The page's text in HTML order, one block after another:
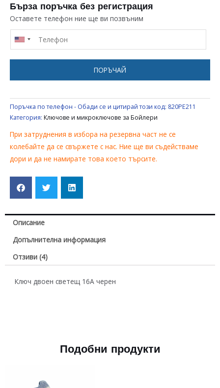
КЛЮЧ
ДВОЕН
СВЕТЕЩ
16
БОЙЛЕР
Бърза поръчка без регистрация
Оставете телефон ние ще ви позвъним
ПОРЪЧАЙ
Поръчка по телефон - Обади се и цитирай този код: 820PE211
Категория: Ключове и микроключове за Бойлери
При затруднения в избора на резервна част не се
колебайте да се свържете с нас. Ние ще ви съдействаме
дори и да не намирате това което търсите.
Описание
Допълнителна информация
Отзиви (4)
Ключ двоен светещ 16А черен
Подобни продукти